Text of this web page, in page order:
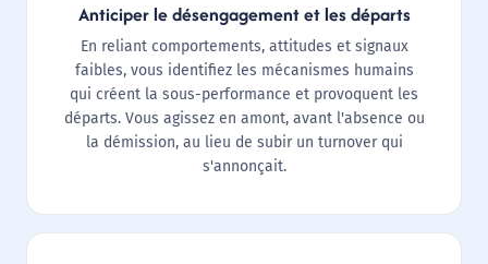
Anticiper le désengagement et les départs
En reliant comportements, attitudes et signaux
faibles, vous identifiez les mécanismes humains
qui créent la sous-performance et provoquent les
départs. Vous agissez en amont, avant l'absence ou
la démission, au lieu de subir un turnover qui
s'annonçait.